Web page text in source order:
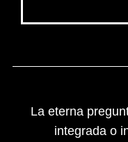
La eterna
integrada o